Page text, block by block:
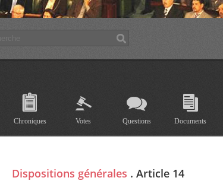
Chroniques Votes Questions Documents
Dispositions générales . Article 14